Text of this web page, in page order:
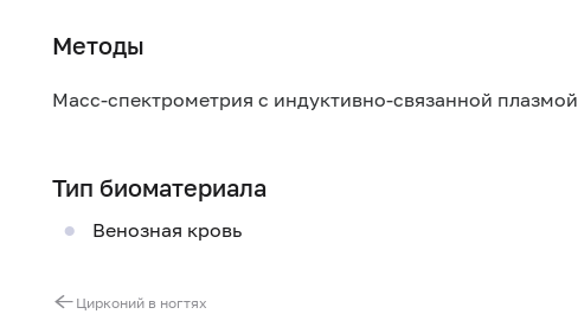
Методы
Масс-спектрометрия с индуктивно-связанной плазмой
Тип биоматериала
Венозная кровь
Цирконий в ногтях